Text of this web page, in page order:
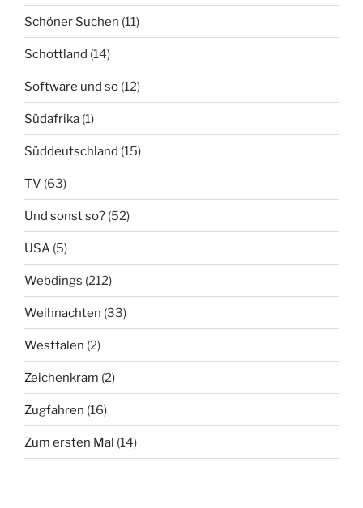
Schöner Suchen (11)
Schottland (14)
Software und so (12)
Südafrika (1)
Süddeutschland (15)
TV (63)
Und sonst so? (52)
USA (5)
Webdings (212)
Weihnachten (33)
Westfalen (2)
Zeichenkram (2)
Zugfahren (16)
Zum ersten Mal (14)